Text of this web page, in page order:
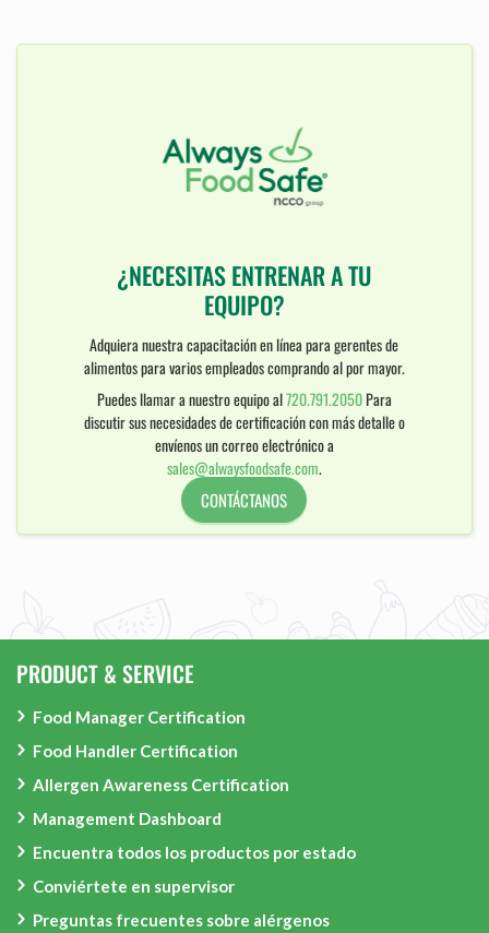
¿NECESITAS ENTRENAR A TU
EQUIPO?
Adquiera nuestra capacitación en línea para gerentes de
alimentos para varios empleados comprando al por mayor.
Puedes llamar a nuestro equipo al720.791.2050Para
discutir sus necesidades de certificación con más detalle o
envíenos un correo electrónico a
sales@alwaysfoodsafe.com.
CONTÁCTANOS
PRODUCT & SERVICE
Food Manager Certification
Food Handler Certification
Allergen Awareness Certification
Management Dashboard
Encuentra todos los productos por estado
Conviértete en supervisor
Preguntas frecuentes sobre alérgenos